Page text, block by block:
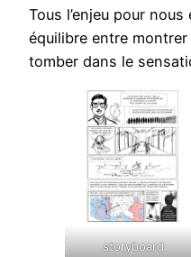
Tous l’enjeu pour
équilibre entre montrer
tomber dans le
storyboard